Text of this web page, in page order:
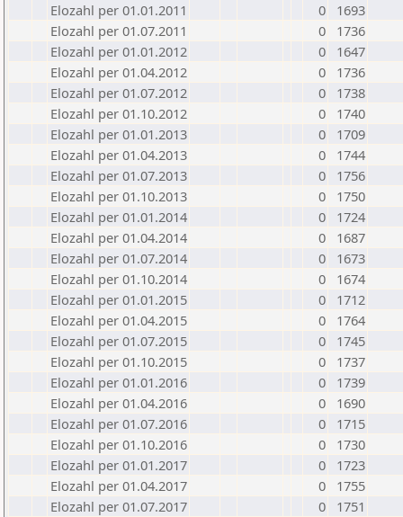
Elozahl per 01.01.2011
0
1693
Elozahl per 01.07.2011
0
1736
Elozahl per 01.01.2012
0
1647
Elozahl per 01.04.2012
0
1736
Elozahl per 01.07.2012
0
1738
Elozahl per 01.10.2012
0
1740
Elozahl per 01.01.2013
0
1709
Elozahl per 01.04.2013
0
1744
Elozahl per 01.07.2013
0
1756
Elozahl per 01.10.2013
0
1750
Elozahl per 01.01.2014
0
1724
Elozahl per 01.04.2014
0
1687
Elozahl per 01.07.2014
0
1673
Elozahl per 01.10.2014
0
1674
Elozahl per 01.01.2015
0
1712
Elozahl per 01.04.2015
0
1764
Elozahl per 01.07.2015
0
1745
Elozahl per 01.10.2015
0
1737
Elozahl per 01.01.2016
0
1739
Elozahl per 01.04.2016
0
1690
Elozahl per 01.07.2016
0
1715
Elozahl per 01.10.2016
0
1730
Elozahl per 01.01.2017
0
1723
Elozahl per 01.04.2017
0
1755
Elozahl per 01.07.2017
0
1751